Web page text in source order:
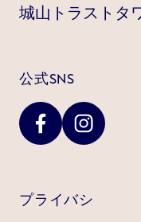
城山トラストタ
公式SNS
プライバシ